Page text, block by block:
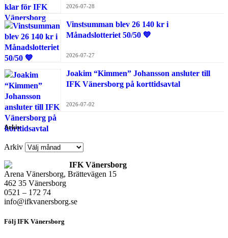
2026-07-28
Vinstsumman blev 26 140 kr i
Månadslotteriet 50/50 💙
2026-07-27
Joakim “Kimmen” Johansson ansluter till
IFK Vänersborg på korttidsavtal
2026-07-02
Arkiv
Arkiv
IFK Vänersborg
Arena Vänersborg, Brättevägen 15
462 35 Vänersborg
0521 – 172 74
info@ifkvanersborg.se
Följ IFK Vänersborg